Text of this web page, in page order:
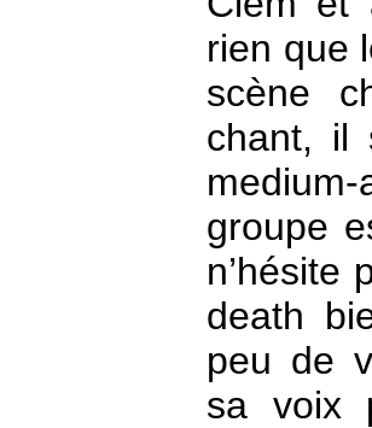
rien que
scène
chant, il
groupe
n’hésite
death
peu de
sa voix